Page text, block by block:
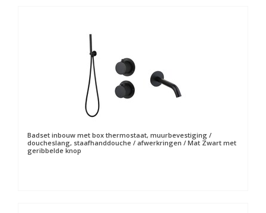
Badset inbouw met box thermostaat, muurbevestiging /
doucheslang, staafhanddouche / afwerkringen / Mat Zwart met
geribbelde knop